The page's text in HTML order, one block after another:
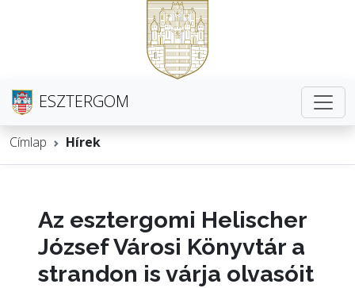
ESZTERGOM
Címlap Hírek
Az esztergomi Helischer
József Városi Könyvtár a
strandon is várja olvasóit